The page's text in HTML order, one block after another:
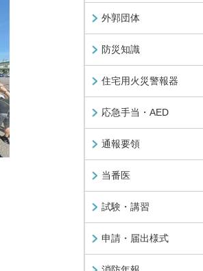
外郭団体
防災知識
住宅用火災警報器
応急手当・AED
通報要領
当番医
試験・講習
申請・届出様式